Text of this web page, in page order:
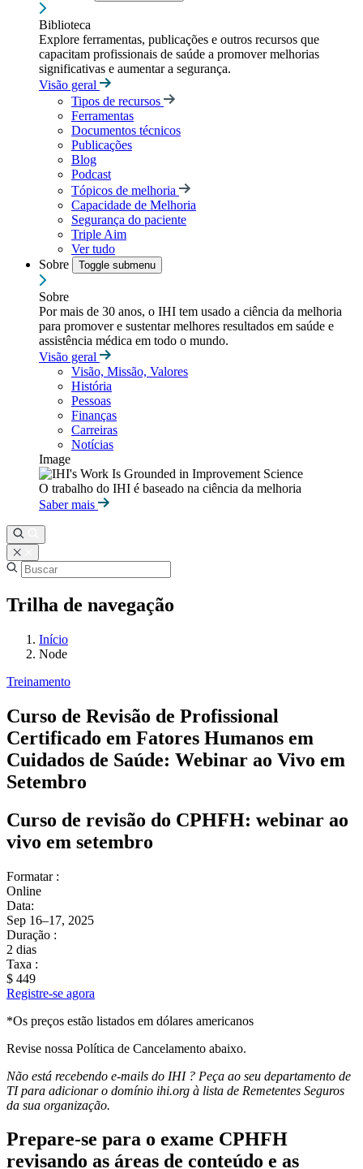
Biblioteca
Explore ferramentas, publicações e outros recursos que
capacitam profissionais de saúde a promover melhorias
significativas e aumentar a segurança.
Visão geral
Tipos de recursos
Ferramentas
Documentos técnicos
Publicações
Blog
Podcast
Tópicos de melhoria
Capacidade de Melhoria
Segurança do paciente
Triple Aim
Ver tudo
Sobre
Toggle submenu
Sobre
Por mais de 30 anos, o IHI tem usado a ciência da melhoria
para promover e sustentar melhores resultados em saúde e
assistência médica em todo o mundo.
Visão geral
Visão, Missão, Valores
História
Pessoas
Finanças
Carreiras
Notícias
Image
O trabalho do IHI é baseado na ciência da melhoria
Saber mais
Trilha de navegação
Início
Node
Treinamento
Curso de Revisão de Profissional
Certificado em Fatores Humanos em
Cuidados de Saúde: Webinar ao Vivo em
Setembro
Curso de revisão do CPHFH: webinar ao
vivo em setembro
Formatar :
Online
Data:
Sep 16–17, 2025
Duração :
2 dias
Taxa :
$ 449
Registre-se agora
*Os preços estão listados em dólares americanos
Revise nossa Política de Cancelamento abaixo.
Não está recebendo e-mails do IHI ? Peça ao seu departamento de
TI para adicionar o domínio ihi.org à lista de Remetentes Seguros
da sua organização.
Prepare-se para o exame CPHFH
revisando as áreas de conteúdo e as